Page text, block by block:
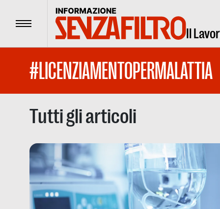
Menu Il
#LICENZIAMENTOPERMALATTIA
Tutti gli articoli